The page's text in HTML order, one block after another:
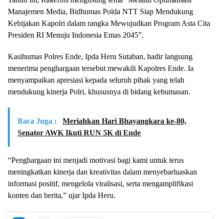
Manajemen Media, Bidhumas Polda NTT Siap Mendukung
Kebijakan Kapolri dalam rangka Mewujudkan Program Asta Cita
Presiden RI Menuju Indonesia Emas 2045”.
Kasihumas Polres Ende, Ipda Heru Sutaban, hadir langsung
menerima penghargaan tersebut mewakili Kapolres Ende. Ia
menyampaikan apresiasi kepada seluruh pihak yang telah
mendukung kinerja Polri, khususnya di bidang kehumasan.
Baca Juga :
Meriahkan Hari Bhayangkara ke-80,
Senator AWK Ikuti RUN 5K di Ende
“Penghargaan ini menjadi motivasi bagi kami untuk terus
meningkatkan kinerja dan kreativitas dalam menyebarluaskan
informasi positif, mengelola viralisasi, serta mengamplifikasi
konten dan berita,” ujar Ipda Heru.